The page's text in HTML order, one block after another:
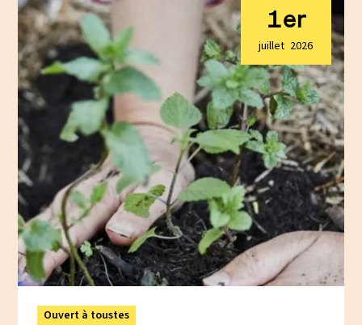
1er
juillet 2026
Ouvert à toustes